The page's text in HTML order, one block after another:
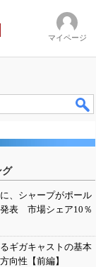
マイページ
グ
、シャープがポール
表 市場シェア10％
ギガキャストの基本
向性【前編】